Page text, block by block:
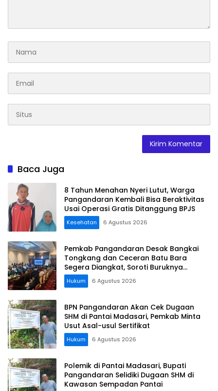
Baca Juga
8 Tahun Menahan Nyeri Lutut, Warga
Pangandaran Kembali Bisa Beraktivitas
Usai Operasi Gratis Ditanggung BPJS
Kesehatan 6 Agustus 2026
Pemkab Pangandaran Desak Bangkai
Tongkang dan Ceceran Batu Bara
Segera Diangkat, Soroti Buruknya
Koordinasi Perusahaan
Hukum 6 Agustus 2026
BPN Pangandaran Akan Cek Dugaan
SHM di Pantai Madasari, Pemkab Minta
Usut Asal-usul Sertifikat
Hukum 6 Agustus 2026
Polemik di Pantai Madasari, Bupati
Pangandaran Selidiki Dugaan SHM di
Kawasan Sempadan Pantai